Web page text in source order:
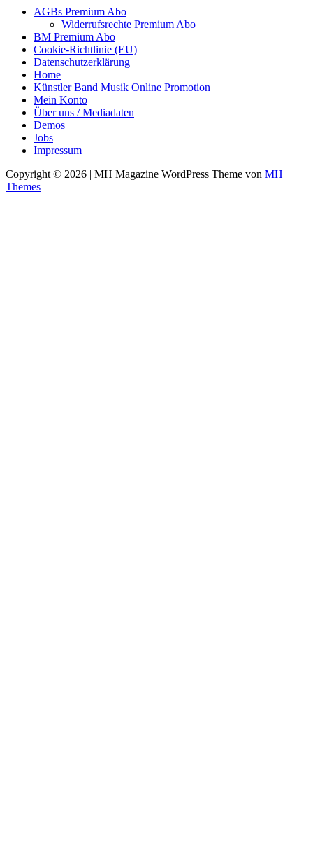
AGBs Premium Abo
Widerrufsrechte Premium Abo
BM Premium Abo
Cookie-Richtlinie (EU)
Datenschutzerklärung
Home
Künstler Band Musik Online Promotion
Mein Konto
Über uns / Mediadaten
Demos
Jobs
Impressum
Copyright © 2026 | MH Magazine WordPress Theme von MH
Themes